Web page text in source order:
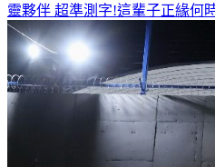
何潤東、曹佑寧獨家專訪搶先看
靈夥伴超準測字!這輩子正緣何